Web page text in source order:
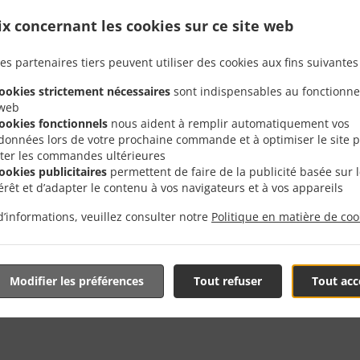
concernant les cookies sur ce site web
partenaires tiers peuvent utiliser des cookies aux fins suivantes
strictement nécessaires sont indispensables au
fonctionnels nous aident à remplir automatiquement vos
lors de votre prochaine commande et à optimiser le site
les commandes ultérieures
publicitaires permettent de faire de la publicité basée sur
et d’adapter le contenu à vos navigateurs et à vos appareils
veuillez consulter notre Politique en matière de
Tout
Tout refuser
Modifier les préférences
Avec Livraison En
D'Enghien
de Ecaussinnes d'Enghien et sommes ravis de
menu interactif en ligne et de passer votre commande
confirmer votre commande et vous donner l'heure